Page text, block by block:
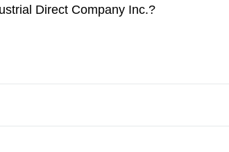
Direct Company Inc.?